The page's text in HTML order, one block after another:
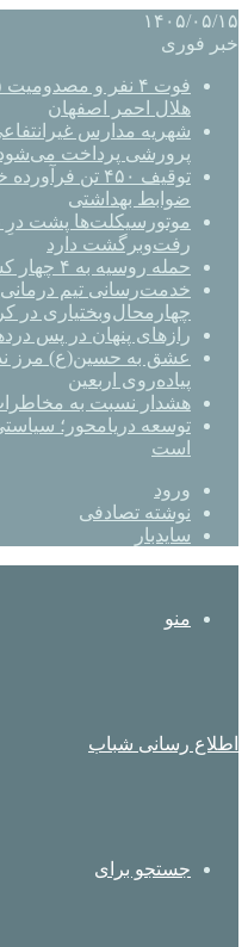
۱۴۰۵/۰۵/۱۵
خبر فوری
هلال احمر اصفهان
شهریه مدارس
پرورشی پرداخت
توقیف ۴۵۰ تن
ضوابط بهداشتی
رفت‌وبرگشت دارد
حمله روسیه به ۴ چهار کشتی اوکراینی در حال انتقال سلاح
خدمت‌رسانی تیم
چهارمحال‌وبختیاری در
رازهای پنهان در پس
عشق به حسین(ع) مرز
پیاده‌روی اربعین
هشدار نسبت به
توسعه دریامحور؛
است
ورود
نوشته تصادفی
سایدبار
منو
اطلاع رسانی شباب
جستجو برای